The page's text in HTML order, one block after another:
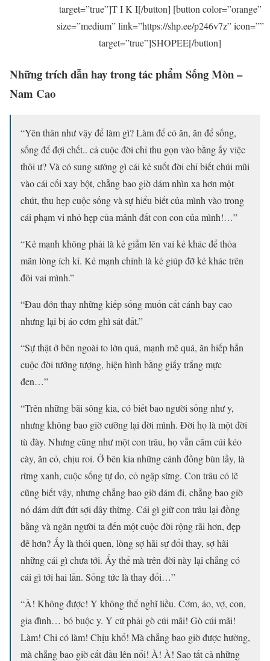
target=”true”]T I K I[/button] [button color=”orange”
size=”medium” link=”https://shp.ee/p246v7z” icon=””
target=”true”]SHOPEE[/button]
Những trích dẫn hay trong tác phẩm Sống Mòn –
Nam Cao
“Yên thân như vậy để làm gì? Làm để có ăn, ăn để sống,
sống để đợi chết.. cả cuộc đời chỉ thu gọn vào bằng ấy việc
thôi ư? Và có sung sướng gì cái kẻ suốt đời chỉ biết chúi mũi
vào cái cối xay bột, chẳng bao giờ dám nhìn xa hơn một
chút, thu hẹp cuộc sống và sự hiểu biết của mình vào trong
cái phạm vi nhỏ hẹp của mảnh đất con con của mình!…”
“Kẻ mạnh không phải là kẻ giẫm lên vai kẻ khác để thỏa
mãn lòng ích kỉ. Kẻ mạnh chính là kẻ giúp đỡ kẻ khác trên
đôi vai mình.”
“Đau đớn thay những kiếp sống muốn cất cánh bay cao
nhưng lại bị áo cơm ghì sát đất.”
“Sự thật ở bên ngoài to lớn quá, mạnh mẽ quá, ăn hiếp hẳn
cuộc đời tưởng tượng, hiện hình bằng giấy trắng mực
đen…”
“Trên những bãi sông kia, có biết bao người sống như y,
nhưng không bao giờ cưỡng lại đời mình. Đời họ là một đời
tù đày. Nhưng cũng như một con trâu, họ vẫn cắm cúi kéo
cày, ăn cỏ, chịu roi. Ở bên kia những cánh đồng bùn lầy, là
rừng xanh, cuộc sống tự do, cỏ ngập sừng. Con trâu có lẽ
cũng biết vậy, nhưng chẳng bao giờ dám đi, chẳng bao giờ
nó dám dứt đứt sợi dây thừng. Cái gì giữ con trâu lại đồng
bằng và ngăn người ta đến một cuộc đời rộng rãi hơn, đẹp
đẽ hơn? Ấy là thói quen, lòng sợ hãi sự đổi thay, sợ hãi
những cái gì chưa tới. Ấy thế mà trên đời này lại chẳng có
cái gì tới hai lần. Sống tức là thay đổi…”
“À! Không được! Y không thể nghĩ liều. Cơm, áo, vợ, con,
gia đình… bó buộc y. Y cứ phải gò cúi mãi! Gò cúi mãi!
Làm! Chỉ có làm! Chịu khổ! Mà chẳng bao giờ được hưởng,
mà chẳng bao giờ cất đầu lên nổi! À! À! Sao tất cả những